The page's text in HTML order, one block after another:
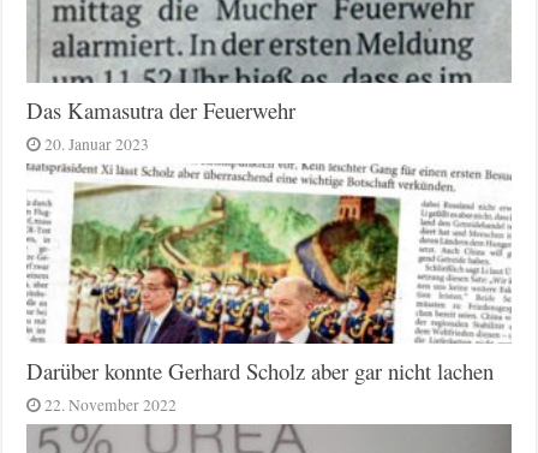
Das Kamasutra der Feuerwehr
20. Januar 2023
Darüber konnte Gerhard Scholz aber gar nicht lachen
22. November 2022